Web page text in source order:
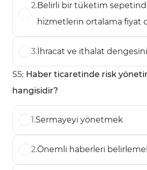
2.Belirli bir tüketim
hizmetlerin ortalama fiyat
3.İhracat ve ithalat dengesini
S5: Haber ticaretinde risk
hangisidir?
1.Sermayeyi yönetmek
2.Önemli haberleri